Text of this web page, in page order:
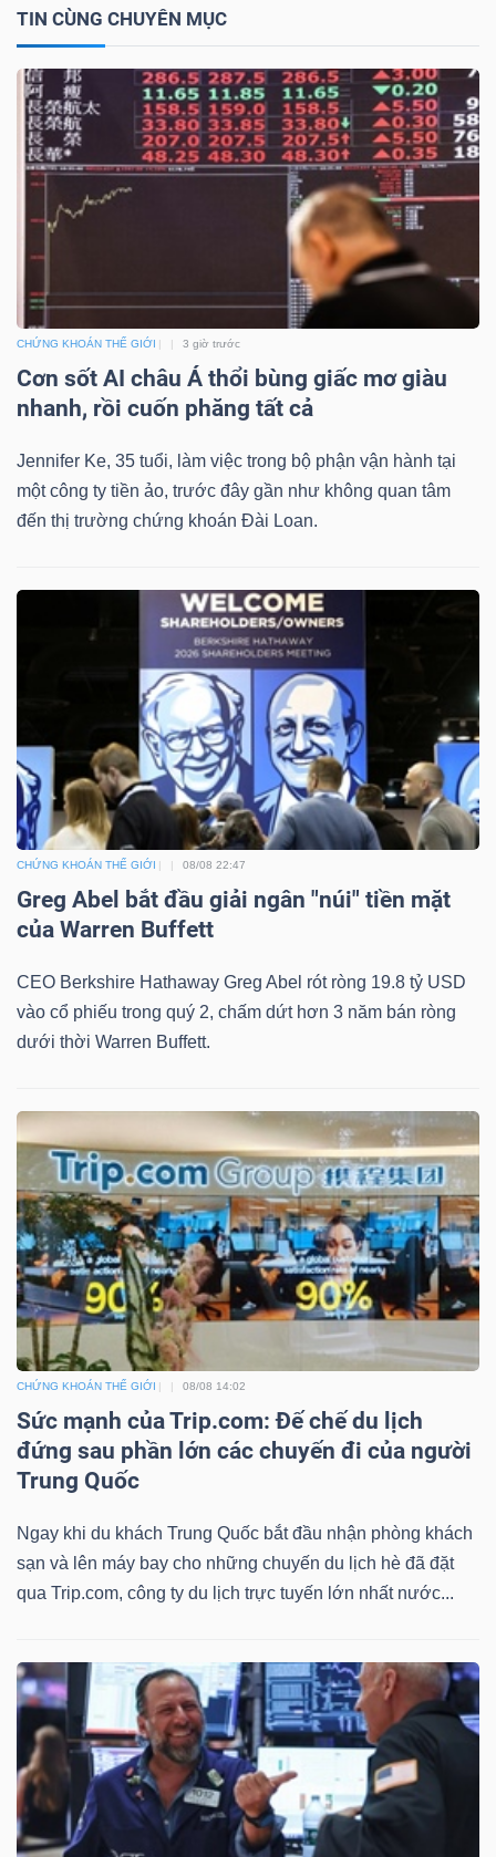
TIN CÙNG CHUYÊN MỤC
CHỨNG KHOÁN THẾ GIỚI 3 giờ trước
Cơn sốt AI châu Á thổi bùng giấc mơ giàu
nhanh, rồi cuốn phăng tất cả
Jennifer Ke, 35 tuổi, làm việc trong bộ phận vận hành tại
một công ty tiền ảo, trước đây gần như không quan tâm
đến thị trường chứng khoán Đài Loan.
CHỨNG KHOÁN THẾ GIỚI 08/08 22:47
Greg Abel bắt đầu giải ngân "núi" tiền mặt
của Warren Buffett
CEO Berkshire Hathaway Greg Abel rót ròng 19.8 tỷ USD
vào cổ phiếu trong quý 2, chấm dứt hơn 3 năm bán ròng
dưới thời Warren Buffett.
CHỨNG KHOÁN THẾ GIỚI 08/08 14:02
Sức mạnh của Trip.com: Đế chế du lịch
đứng sau phần lớn các chuyến đi của người
Trung Quốc
Ngay khi du khách Trung Quốc bắt đầu nhận phòng khách
sạn và lên máy bay cho những chuyến du lịch hè đã đặt
qua Trip.com, công ty du lịch trực tuyến lớn nhất nước...
DỊCH
VỤ
TRUYỀN
THÔNG
TIỆN
ÍCH
Tất cả Cổ phiếu Chỉ số Chứng chỉ quỹ Chứng
Lãnh
đạo
(-)
Tin
tức
Bài
viết
của
tác
giả
(-)
Báo
phân
tích
(-)
Thuật
ngữ
Dịch
vụ
(-)
Đào